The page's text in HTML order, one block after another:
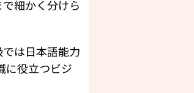
細かく分けら
は日本語能力
に役立つビジ